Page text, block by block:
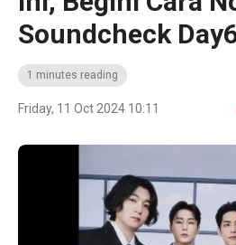
Soundcheck
1 minutes reading
Friday, 11 Oct 2024 10:11